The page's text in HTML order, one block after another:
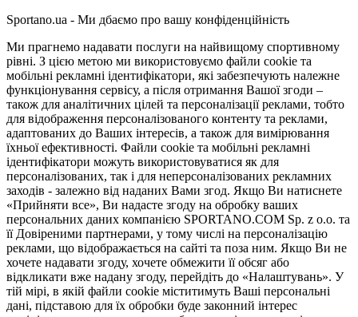
Sportano.ua - Ми дбаємо про вашу конфіденційність
Ми прагнемо надавати послуги на найвищому спортивному
рівні. З цією метою ми використовуємо файли cookie та
мобільні рекламні ідентифікатори, які забезпечують належне
функціонування сервісу, а після отримання Вашої згоди –
також для аналітичних цілей та персоналізації реклами, тобто
для відображення персоналізованого контенту та реклами,
адаптованих до Ваших інтересів, а також для вимірювання
їхньої ефективності. Файли cookie та мобільні рекламні
ідентифікатори можуть використовуватися як для
персоналізованих, так і для неперсоналізованих рекламних
заходів - залежно від наданих Вами згод. Якщо Ви натиснете
«Прийняти все», Ви надасте згоду на обробку ваших
персональних даних компанією SPORTANO.COM Sp. z o.o. та
її Довіреними партнерами, у тому числі на персоналізацію
реклами, що відображається на сайті та поза ним. Якщо Ви не
хочете надавати згоду, хочете обмежити її обсяг або
відкликати вже надану згоду, перейдіть до «Налаштувань». У
тій мірі, в якій файли cookie міститимуть Ваші персональні
дані, підставою для їх обробки буде законний інтерес